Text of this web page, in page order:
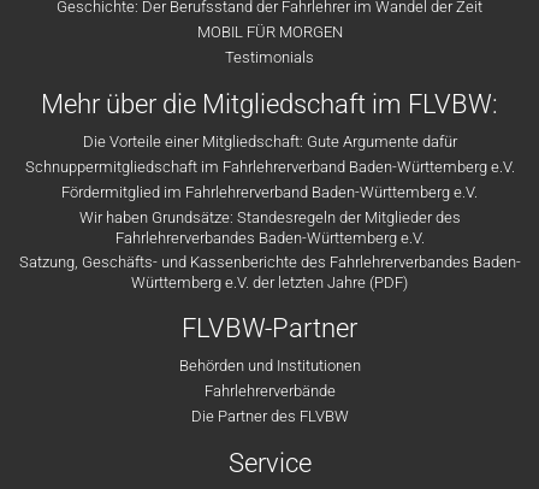
Geschichte: Der Berufsstand der Fahrlehrer im Wandel der Zeit
MOBIL FÜR MORGEN
Testimonials
Mehr über die Mitgliedschaft im FLVBW:
Die Vorteile einer Mitgliedschaft: Gute Argumente dafür
Schnuppermitgliedschaft im Fahrlehrerverband Baden-Württemberg e.V.
Fördermitglied im Fahrlehrerverband Baden-Württemberg e.V.
Wir haben Grundsätze: Standesregeln der Mitglieder des
Fahrlehrerverbandes Baden-Württemberg e.V.
Satzung, Geschäfts- und Kassenberichte des Fahrlehrerverbandes Baden-
Württemberg e.V. der letzten Jahre (PDF)
FLVBW-Partner
Behörden und Institutionen
Fahrlehrerverbände
Die Partner des FLVBW
Service